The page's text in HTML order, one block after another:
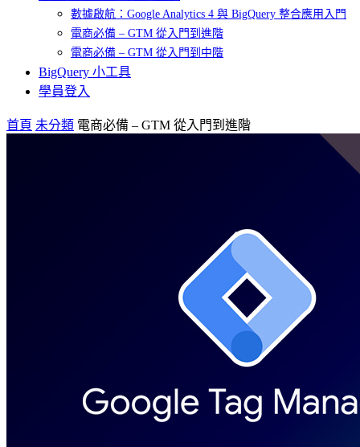
數據啟航：Google Analytics 4 與 BigQuery 整合應用入門
電商必備 – GTM 從入門到進階
電商必備 – GTM 從入門到中階
BigQuery 小工具
學員登入
首頁 未分類 電商必備 – GTM 從入門到進階